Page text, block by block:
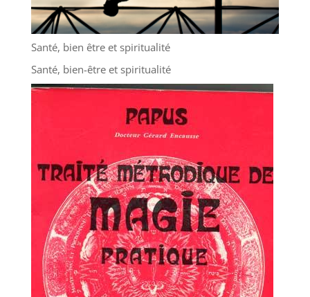
Santé, bien être et spiritualité
Santé, bien-être et spiritualité